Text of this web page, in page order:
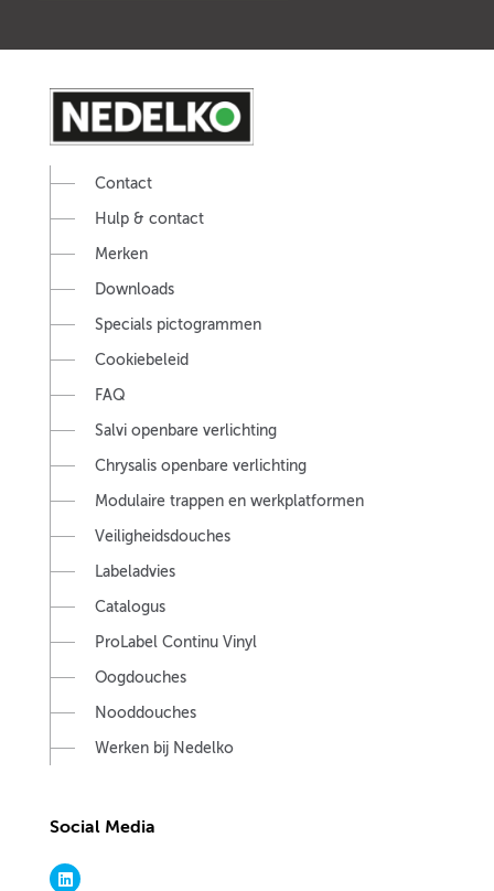
Contact
Hulp & contact
Merken
Downloads
Specials pictogrammen
Cookiebeleid
FAQ
Salvi openbare verlichting
Chrysalis openbare verlichting
Modulaire trappen en werkplatformen
Veiligheidsdouches
Labeladvies
Catalogus
ProLabel Continu Vinyl
Oogdouches
Nooddouches
Werken bij Nedelko
Social Media